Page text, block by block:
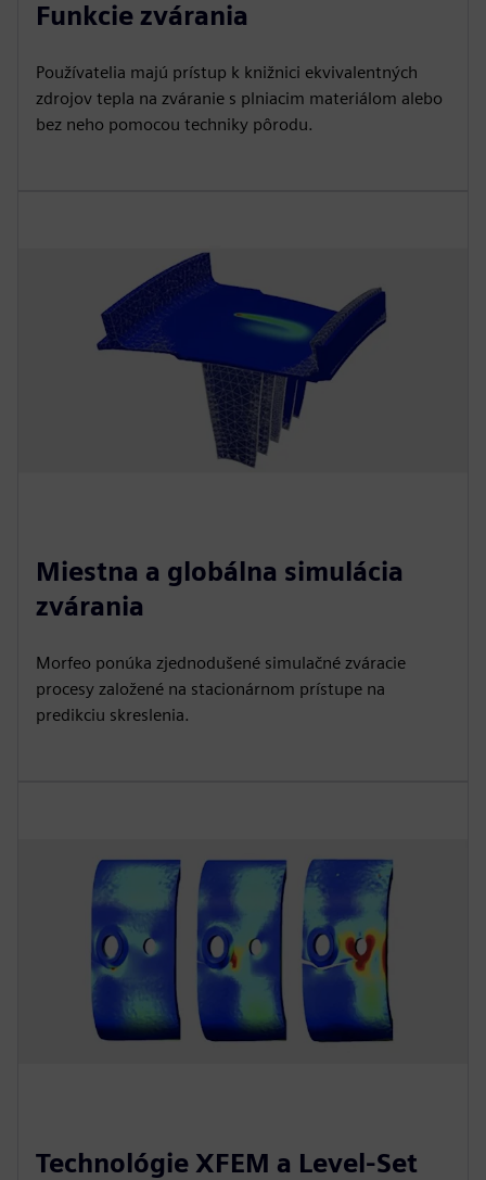
Funkcie zvárania
Používatelia majú prístup k knižnici ekvivalentných
zdrojov tepla na zváranie s plniacim materiálom alebo
bez neho pomocou techniky pôrodu.
Miestna a globálna simulácia
zvárania
Morfeo ponúka zjednodušené simulačné zváracie
procesy založené na stacionárnom prístupe na
predikciu skreslenia.
Technológie XFEM a Level-Set